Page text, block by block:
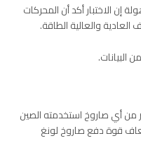
إن الاختبار أكد أن المحركات
والعالية الطاقة.
البيانات.
مارش-10 أقوى بكثير من أي صاروخ استخدمته الصين
قوة دفع صاروخ لونغ